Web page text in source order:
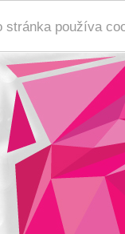
stránka používa